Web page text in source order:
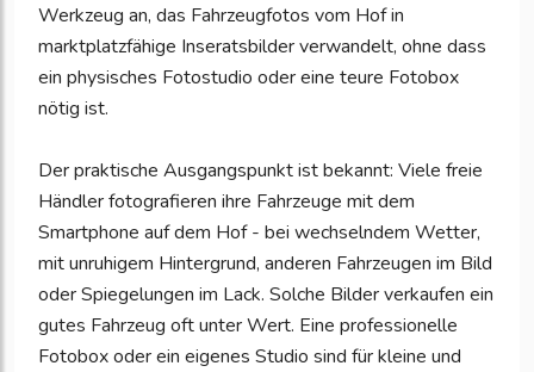
Werkzeug an, das Fahrzeugfotos vom Hof in
marktplatzfähige Inseratsbilder verwandelt, ohne dass
ein physisches Fotostudio oder eine teure Fotobox
nötig ist.
Der praktische Ausgangspunkt ist bekannt: Viele freie
Händler fotografieren ihre Fahrzeuge mit dem
Smartphone auf dem Hof - bei wechselndem Wetter,
mit unruhigem Hintergrund, anderen Fahrzeugen im Bild
oder Spiegelungen im Lack. Solche Bilder verkaufen ein
gutes Fahrzeug oft unter Wert. Eine professionelle
Fotobox oder ein eigenes Studio sind für kleine und